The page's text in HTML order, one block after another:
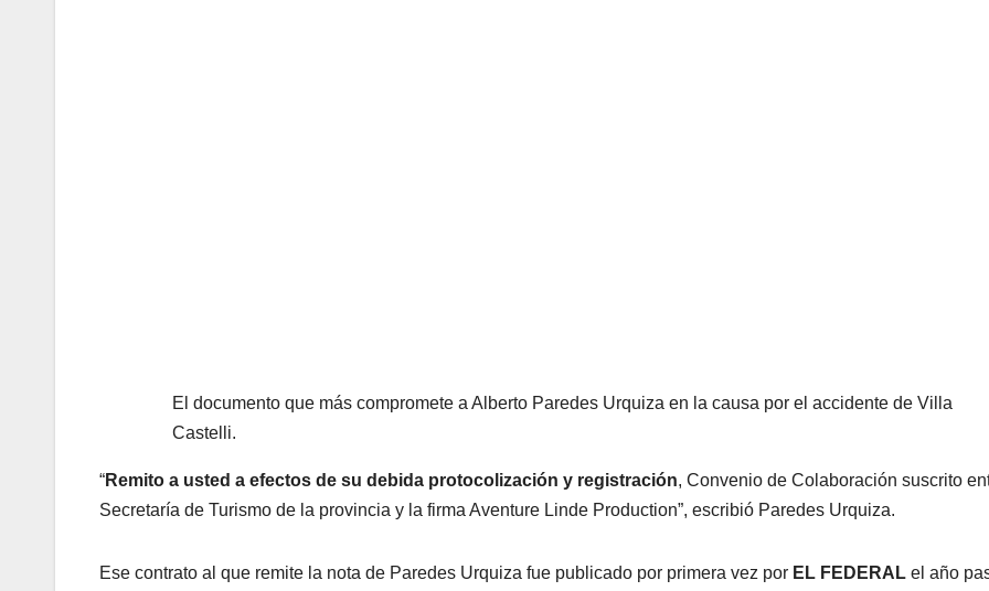
El documento que más compromete a Alberto Paredes Urquiza en la causa por el accidente de Villa
Castelli.
“Remito a usted a efectos de su debida protocolización y registración, Convenio de Colaboración suscrito
Secretaría de Turismo de la provincia y la firma Aventure Linde Production”, escribió Paredes Urquiza.
Ese contrato al que remite la nota de Paredes Urquiza fue publicado por primera vez por EL FEDERAL el año